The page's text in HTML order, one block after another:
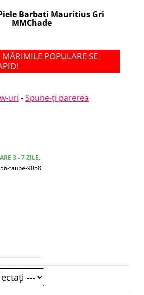
Barbati Mauritius Gri
MMChade
MĂRIMILE POPULARE SE
uri -Spune-ţi parerea
3 - 7 ZILE.
taupe-9058